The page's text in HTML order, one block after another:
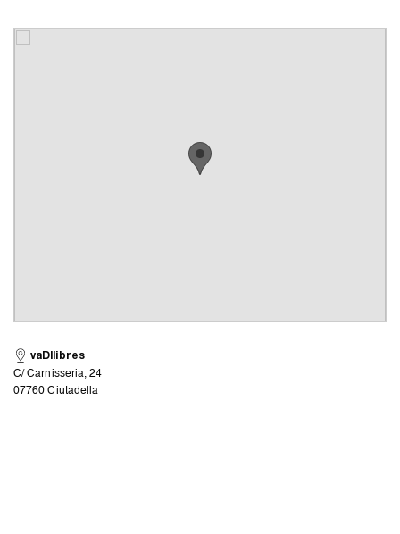
vaDllibres
C/ Carnisseria, 24
07760 Ciutadella